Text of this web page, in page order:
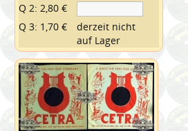
Q 2: 2,80 €
Q 3: 1,70 €
derzeit nicht
auf Lager